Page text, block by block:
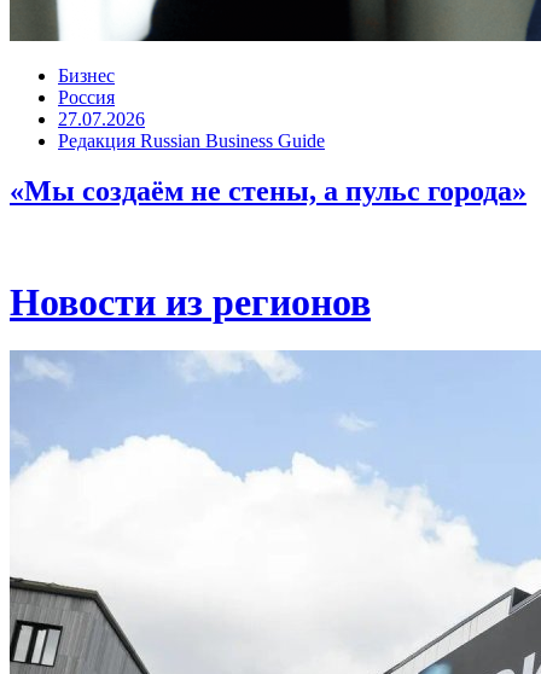
Бизнес
Россия
27.07.2026
Редакция Russian Business Guide
«Мы создаём не стены, а пульс города»
Новости из регионов